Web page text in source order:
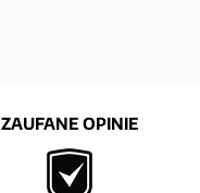
ZAUFANE OPINIE